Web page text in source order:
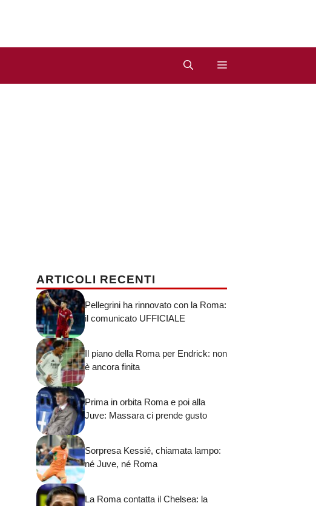
ARTICOLI RECENTI
Pellegrini ha rinnovato con la Roma:
il comunicato UFFICIALE
Il piano della Roma per Endrick: non
è ancora finita
Prima in orbita Roma e poi alla
Juve: Massara ci prende gusto
Sorpresa Kessié, chiamata lampo:
né Juve, né Roma
La Roma contatta il Chelsea: la